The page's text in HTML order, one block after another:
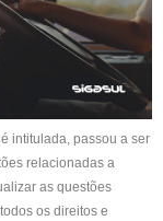
intitulada, passou a ser
relacionadas a
as questões
os direitos e